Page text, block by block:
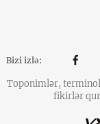
Bizi izlə:
Toponimlər,
fikirlər